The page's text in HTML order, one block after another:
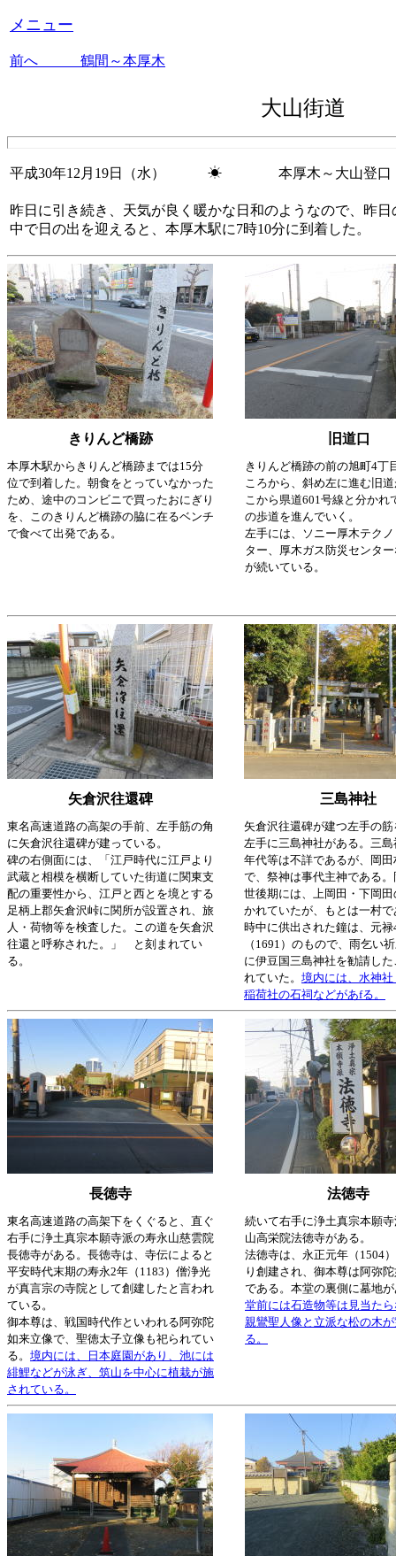
メニュー
前へ 鶴間～本厚木
大山街道
平成30年12月19日（水） ☀ 本厚木～大山登口
昨日に引き続き、天気が良く暖かな日和のようなので、昨
中で日の出を迎えると、本厚木駅に7時10分に到着した。
きりんど橋跡 旧道口
本厚木駅からきりんど橋跡までは15分
位で到着した。朝食をとっていなかった
ため、途中のコンビニで買ったおにぎり
を、このきりんど橋跡の脇に在るベンチ
で食べて出発である。
きりんど橋跡の前の旭町4丁
ころから、斜め左に進む旧
こから県道601号線と分かれ
の歩道を進んでいく。
左手には、ソニー厚木テク
ター、厚木ガス防災センタ
が続いている。
矢倉沢往還碑 三島神社
東名高速道路の高架の手前、左手筋の角
に矢倉沢往還碑が建っている。
碑の右側面には、「江戸時代に江戸より
武蔵と相模を横断していた街道に関東支
配の重要性から、江戸と西とを境とする
足柄上郡矢倉沢峠に関所が設置され、旅
人・荷物等を検査した。この道を矢倉沢
往還と呼称された。」 と刻まれてい
る。
矢倉沢往還碑が建つ左手の
左手に三島神社がある。三
年代等は不詳であるが、岡
で、祭神は事代主神である
世後期には、上岡田・下岡
かれていたが、もとは一村
時中に供出された鐘は、元禄
（1691）のもので、雨乞い
に伊豆国三島神社を勧請し
れていた。 境内には、水神
稲荷社の石祠などがあfる。
長徳寺 法徳寺
東名高速道路の高架下をくぐると、直ぐ
右手に浄土真宗本願寺派の寿永山慈雲院
長徳寺がある。長徳寺は、寺伝によると
平安時代末期の寿永2年（1183）僧浄光
が真言宗の寺院として創建したと言われ
ている。
御本尊は、戦国時代作といわれる阿弥陀
如来立像で、聖徳太子立像も祀られてい
る。 境内には、日本庭園があり、池には
緋鯉などが泳ぎ、筑山を中心に植栽が施
されている。
続いて右手に浄土真宗本願
山高栄院法徳寺がある。
法徳寺は、永正元年（1504
り創建され、御本尊は阿弥
である。本堂の裏側に墓地
堂前には石造物等は見当た
親鸞聖人像と立派な松の木
る。